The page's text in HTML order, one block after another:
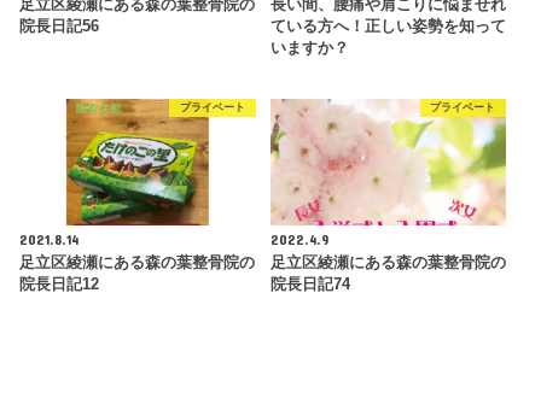
足立区綾瀬にある森の葉整骨院の
院長日記56
長い間、腰痛や肩こりに悩ませれ
ている方へ！正しい姿勢を知って
いますか？
プライベート
2021.8.14
足立区綾瀬にある森の葉整骨院の
院長日記12
プライベート
2022.4.9
足立区綾瀬にある森の葉整骨院の
院長日記74